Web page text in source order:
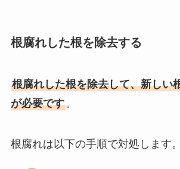
根腐れした根を除去する
根腐れした根を除去して、新しい
が必要です。
根腐れは以下の手順で対処します。